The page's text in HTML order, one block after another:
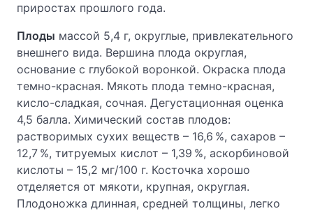
приростах прошлого года.
Плоды массой 5,4 г, округлые, привлекательного
внешнего вида. Вершина плода округлая,
основание с глубокой воронкой. Окраска плода
темно-красная. Мякоть плода темно-красная,
кисло-сладкая, сочная. Дегустационная оценка
4,5 балла. Химический состав плодов:
растворимых сухих веществ – 16,6 %, сахаров –
12,7 %, титруемых кислот – 1,39 %, аскорбиновой
кислоты – 15,2 мг/100 г. Косточка хорошо
отделяется от мякоти, крупная, округлая.
Плодоножка длинная, средней толщины, легко